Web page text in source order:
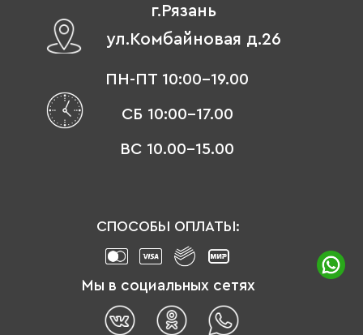
г.Рязань
ул.Комбайновая д.26
ПН-ПТ 10:00-19.00
СБ 10:00-17.00
ВС 10.00-15.00
СПОСОБЫ ОПЛАТЫ:
Мы в социальных сетях